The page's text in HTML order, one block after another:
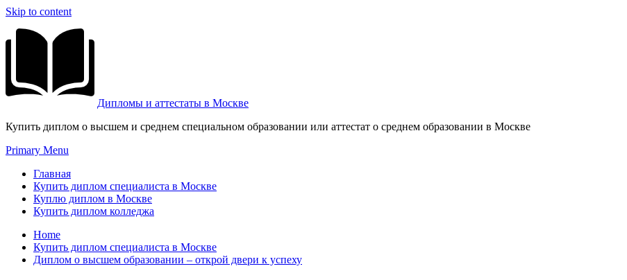
Skip to content
Дипломы и аттестаты в Москве
Купить диплом о высшем и среднем специальном образовании или аттестат о среднем образовании в Москве
Primary Menu
Главная
Купить диплом специалиста в Москве
Куплю диплом в Москве
Купить диплом колледжа
Home
Купить диплом специалиста в Москве
Диплом о высшем образовании – открой двери к успеху